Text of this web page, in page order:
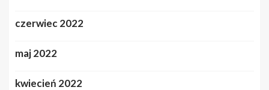
czerwiec 2022
maj 2022
kwiecień 2022